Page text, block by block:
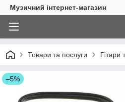
Музичний інтернет-магазин
Товари та послуги Гітари
–5%